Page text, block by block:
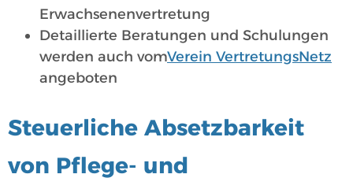
Erwachsenenvertretung
Detaillierte Beratungen und Schulungen
werden auch vomVerein VertretungsNetz
angeboten
Steuerliche Absetzbarkeit
von Pflege- und